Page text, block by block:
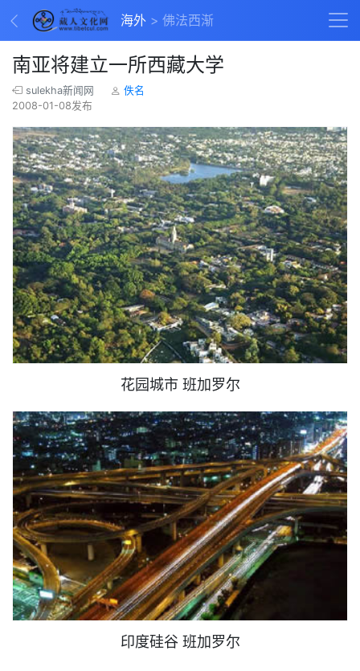
海外 佛法西渐
南亚将建立一所西藏大学
sulekha新闻网
佚名
2008-01-08发布
花园城市 班加罗尔
印度硅谷 班加罗尔